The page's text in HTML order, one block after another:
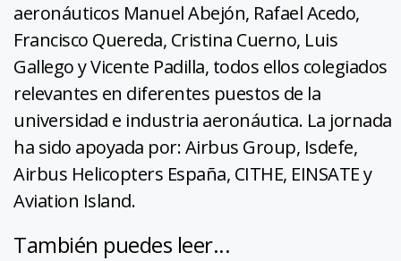
aeronáuticos Manuel Abejón, Rafael Acedo,
Francisco Quereda, Cristina Cuerno, Luis
Gallego y Vicente Padilla, todos ellos colegiados
relevantes en diferentes puestos de la
universidad e industria aeronáutica. La jornada
ha sido apoyada por: Airbus Group, Isdefe,
Airbus Helicopters España, CITHE, EINSATE y
Aviation Island.
También puedes leer...